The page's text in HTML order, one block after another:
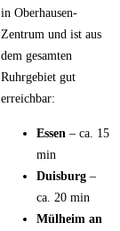
in Oberhausen-
Zentrum und ist aus
dem gesamten
Ruhrgebiet gut
erreichbar:
Essen – ca. 15
min
Duisburg –
ca. 20 min
Mülheim an